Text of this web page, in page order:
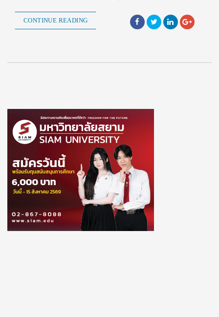
CONTINUE READING